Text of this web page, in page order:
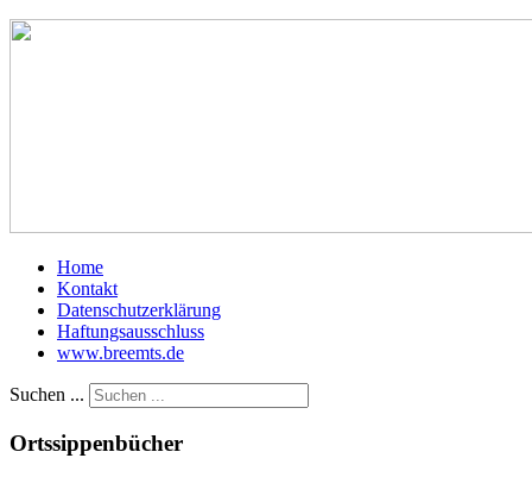
Home
Kontakt
Datenschutzerklärung
Haftungsausschluss
www.breemts.de
Suchen ...
Ortssippenbücher